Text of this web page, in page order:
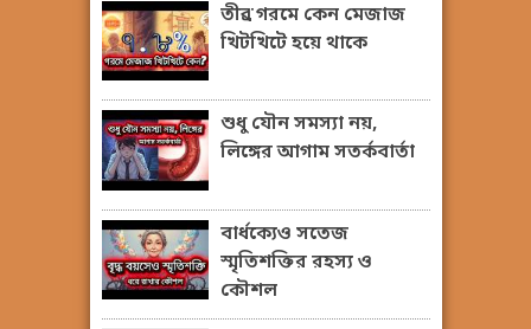
তীব্র গরমে কেন মেজাজ
খিটখিটে হয়ে থাকে
শুধু যৌন সমস্যা নয়,
লিঙ্গের আগাম সতর্কবার্তা
বার্ধক্যেও সতেজ
স্মৃতিশক্তির রহস্য ও
কৌশল